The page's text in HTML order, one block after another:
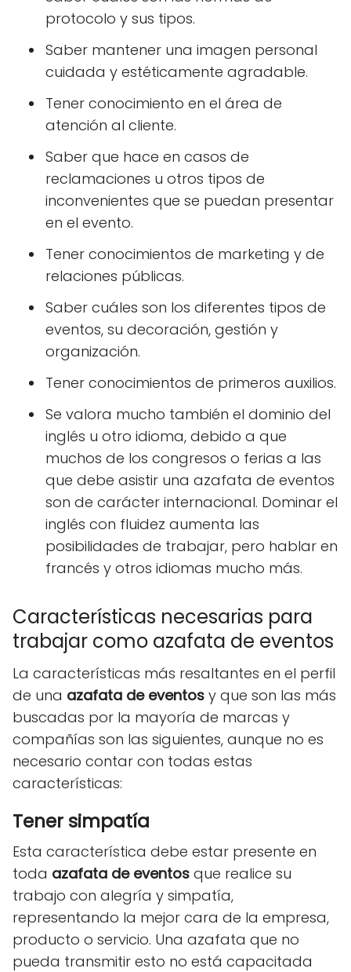
protocolo y sus tipos.
Saber mantener una imagen personal
cuidada y estéticamente agradable.
Tener conocimiento en el área de
atención al cliente.
Saber que hace en casos de
reclamaciones u otros tipos de
inconvenientes que se puedan presentar
en el evento.
Tener conocimientos de marketing y de
relaciones públicas.
Saber cuáles son los diferentes tipos de
eventos, su decoración, gestión y
organización.
Tener conocimientos de primeros auxilios.
Se valora mucho también el dominio del
inglés u otro idioma, debido a que
muchos de los congresos o ferias a las
que debe asistir una azafata de eventos
son de carácter internacional. Dominar el
inglés con fluidez aumenta las
posibilidades de trabajar, pero hablar en
francés y otros idiomas mucho más.
Características necesarias para
trabajar como azafata de eventos
La características más resaltantes en el perfil
de una azafata de eventos y que son las más
buscadas por la mayoría de marcas y
compañías son las siguientes, aunque no es
necesario contar con todas estas
características:
Tener simpatía
Esta característica debe estar presente en
toda azafata de eventos que realice su
trabajo con alegría y simpatía,
representando la mejor cara de la empresa,
producto o servicio. Una azafata que no
pueda transmitir esto no está capacitada